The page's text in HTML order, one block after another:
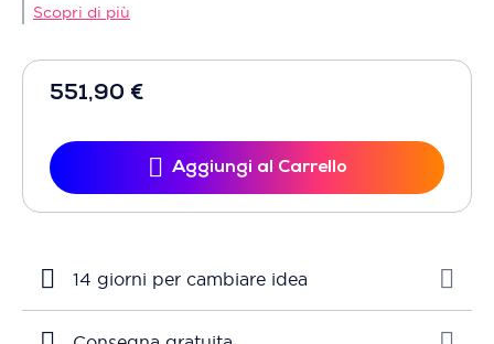
551,90 €
Aggiungi al Carrello
Scopri di più
14 giorni per cambiare idea